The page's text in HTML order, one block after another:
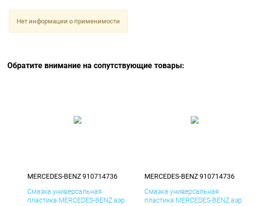
Нет информации о применимости
Обратите внимание на сопутствующие товары:
MERCEDES-BENZ 910714736
Смазка универсальная
пластика MERCEDES-BENZ аэр
MERCEDES-BENZ 910714736
Смазка универсальная
пластика MERCEDES-BENZ аэр